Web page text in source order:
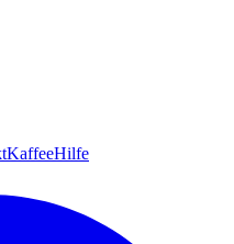
KaffeeHilfe